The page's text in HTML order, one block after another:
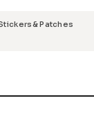
Patches